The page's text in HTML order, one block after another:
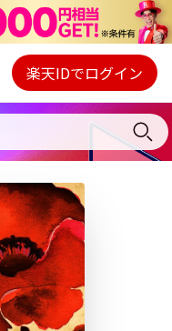
Webプレイヤー
ご契約内容の確認・変更
楽天IDでログイン